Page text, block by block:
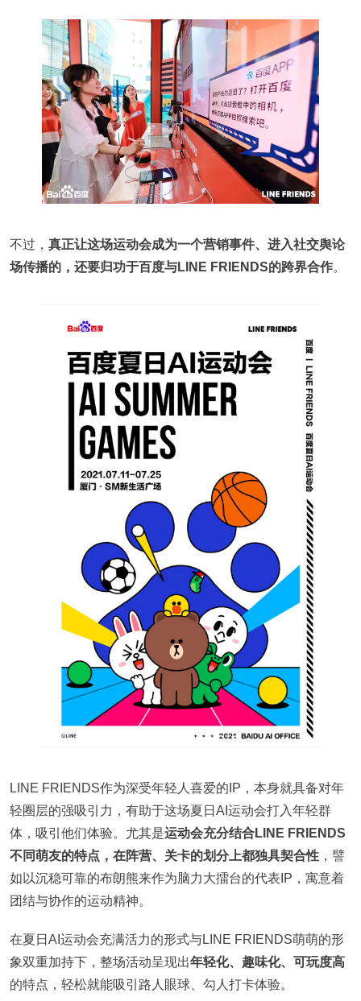
不过， 真正让这场运动会成为一个营销事件、进入社交舆论
场传播的，还要归功于百度与LINE FRIENDS的跨界合作。
LINE FRIENDS作为深受年轻人喜爱的IP，本身就具备对年
轻圈层的强吸引力，有助于这场夏日AI运动会打入年轻群
体，吸引他们体验。尤其是运动会充分结合LINE FRIENDS
不同萌友的特点，在阵营、关卡的划分上都独具契合性 ，譬
如以沉稳可靠的布朗熊来作为脑力大擂台的代表IP，寓意着
团结与协作的运动精神。
在夏日AI运动会充满活力的形式与LINE FRIENDS萌萌的形
象双重加持下，整场活动呈现出年轻化、趣味化、可玩度高
的特点，轻松就能吸引路人眼球、勾人打卡体验。